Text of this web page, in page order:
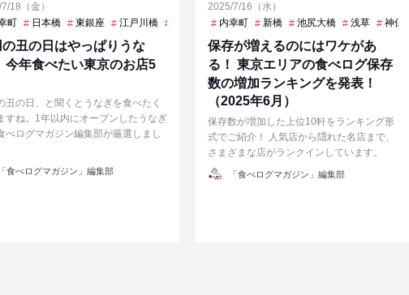
18（金）
町
日本橋 東銀座 江戸川橋 赤坂見附
の丑の日はやっぱりうな
今年食べたい東京のお店5
丑の日、と聞くとうなぎを食べたく
すね。1年以内にオープンしたうなぎ
べログマガジン編集部が厳選しまし
投「食べログマガジン」編集部
2025/7/16（水）
内幸町
新橋 池尻大橋 浅草 神保町
保存が増えるのにはワケがあ
る！ 東京エリアの食べログ保存
数の増加ランキングを発表！
（2025年6月）
保存数が増加した上位10軒をランキング形
式でご紹介！ 人気店から隠れた名店まで、
さまざまな店がランクインしています。
投「食べログマガジン」編集部